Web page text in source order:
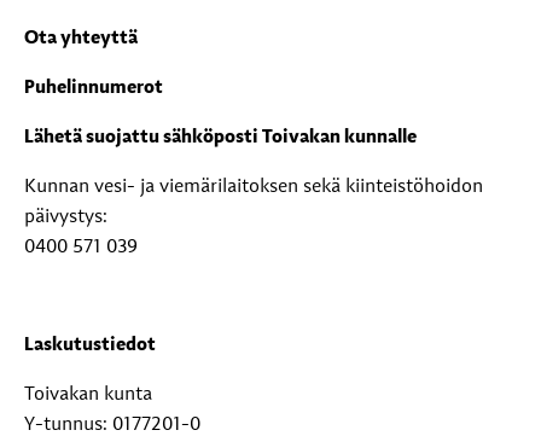
Ota yhteyttä
Puhelinnumerot
Lähetä suojattu sähköposti Toivakan kunnalle
Kunnan vesi- ja viemärilaitoksen sekä kiinteistöhoidon
päivystys:
0400 571 039
Laskutustiedot
Toivakan kunta
Y-tunnus: 0177201-0